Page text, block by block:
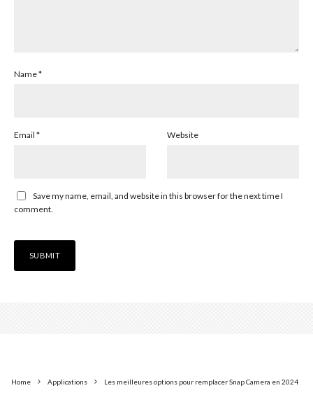
Name*
Email * Website
Save my name, email, and website in this browser for the next time I
comment.
Home Applications Les meilleures options pour remplacer Snap Camera en 2024